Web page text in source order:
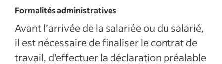
Formalités administratives
Avant l’arrivée de la salariée ou du salarié,
il est nécessaire de finaliser le contrat de
travail, d’effectuer la déclaration préalable